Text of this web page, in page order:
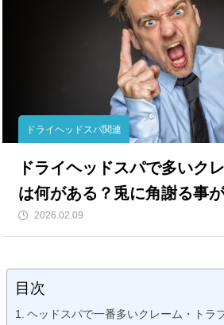
ドライヘッドスパ関連
ドライヘッドスパで多いク
は何がある？兎に角謝る事
2026.02.09
目次
ヘッドスパで一番多いクレーム・トラ